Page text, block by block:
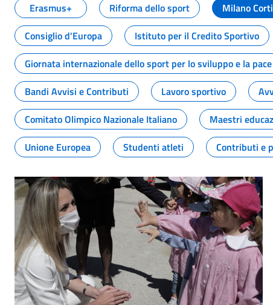
Erasmus+
Riforma dello sport Milano
Consiglio d'Europa
Istituto per il Credito Sportivo
Giornata internazionale dello sport per lo sviluppo e la pace
Bandi Avvisi e Contributi
Lavoro sportivo
Comitato Olimpico Nazionale Italiano
Maestri
Unione Europea
Studenti atleti Contributi e